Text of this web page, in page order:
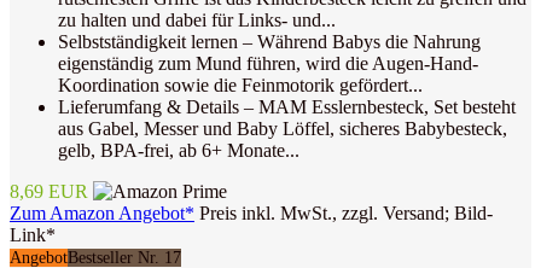
zu halten und dabei für Links- und...
Selbstständigkeit lernen – Während Babys die Nahrung
eigenständig zum Mund führen, wird die Augen-Hand-
Koordination sowie die Feinmotorik gefördert...
Lieferumfang & Details – MAM Esslernbesteck, Set besteht
aus Gabel, Messer und Baby Löffel, sicheres Babybesteck,
gelb, BPA-frei, ab 6+ Monate...
8,69 EUR
Zum Amazon Angebot* Preis inkl. MwSt., zzgl. Versand; Bild-
Link*
AngebotBestseller Nr. 17